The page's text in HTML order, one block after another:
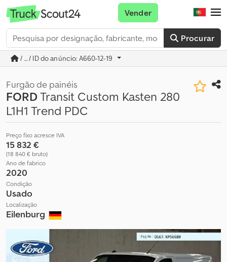
Procurar
Vender
/ ... / ID do anúncio: A660-12-19
Furgão de painéis
FORDTransit Custom Kasten 280
L1H1 Trend PDC
Preço fixo acresce IVA
15 832 €
(18 840 € bruto)
Ano de fabrico
2020
Condição
Usado
Localização
Eilenburg